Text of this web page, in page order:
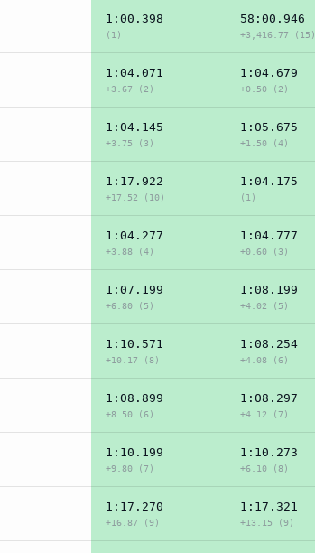
1:00.398
(1)
58:00.946
+3,416.77 (15)
1:04.071
+3.67 (2)
1:04.679
+0.50 (2)
1:04.145
+3.75 (3)
1:05.675
+1.50 (4)
1:17.922
+17.52 (10)
1:04.175
(1)
1:04.277
+3.88 (4)
1:04.777
+0.60 (3)
1:07.199
+6.80 (5)
1:08.199
+4.02 (5)
1:10.571
+10.17 (8)
1:08.254
+4.08 (6)
1:08.899
+8.50 (6)
1:08.297
+4.12 (7)
1:10.199
+9.80 (7)
1:10.273
+6.10 (8)
1:17.270
+16.87 (9)
1:17.321
+13.15 (9)